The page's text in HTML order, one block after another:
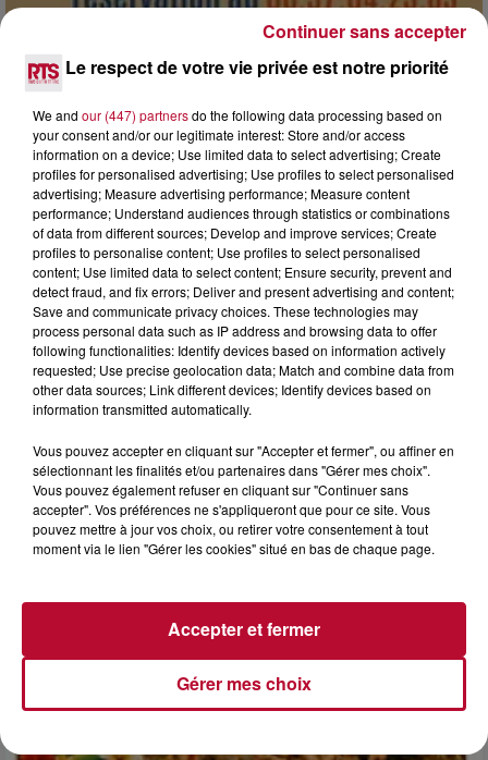
7 août 2026
DINER CONCERT À LA MJC DE MARSEILLAN
6 août 2026
NÎMES : « LE RÊVE DU GLADIATEUR » INVESTIT
LES ARÈNES CES 3...
Après un franc succès l'été dernier, le spectacle « Le Rêve
du gladiateur » revient illuminer l'amphithéâtre romain les 6,
Le respect de votre vie privée est notre priorité
We and our (447) partnersdo the following data processing based on
your consent and/or our legitimate interest: Store and/or access
information on a device; Use limited data to select advertising; Create
profiles for personalised advertising; Use profiles to select personalised
advertising; Measure advertising performance; Measure content
performance; Understand audiences through statistics or combinations
of data from different sources; Develop and improve services; Create
profiles to personalise content; Use profiles to select personalised
content; Use limited data to select content; Ensure security, prevent and
detect fraud, and fix errors; Deliver and present advertising and content;
Save and communicate privacy choices. These technologies may
process personal data such as IP address and browsing data to offer
following functionalities: Identify devices based on information actively
requested; Use precise geolocation data; Match and combine data from
other data sources; Link different devices; Identify devices based on
information transmitted automatically.
Vous pouvez accepter en cliquant sur "Accepter et fermer", ou affiner en
sélectionnant les finalités et/ou partenaires dans "Gérer mes choix".
Vous pouvez également refuser en cliquant sur "Continuer sans
accepter". Vos préférences ne s'appliqueront que pour ce site. Vous
pouvez mettre à jour vos choix, ou retirer votre consentement à tout
moment via le lien "Gérer les cookies" situé en bas de chaque page.
Gérer mes choix
Accepter et fermer
Continuer sans accepter